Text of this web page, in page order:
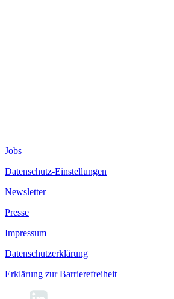
Jobs
Datenschutz-Einstellungen
Newsletter
Presse
Impressum
Datenschutzerklärung
Erklärung zur Barrierefreiheit